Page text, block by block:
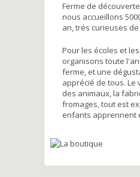
Ferme de
nous accueillons
an, trés curieuses
Pour les écoles et
organisons toute
ferme, et une
apprécié de tous. Le
des animaux, la
fromages, tout est
enfants apprennent